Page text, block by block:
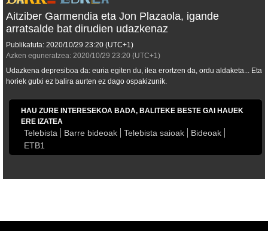
Aitziber Garmendia eta Jon Plazaola, igande
arratsalde bat dirudien udazkenaz
Publikatuta: 2020/10/29 23:20 (UTC+1)
Azken eguneratzea: 2020/10/29 23:20 (UTC+1)
Udazkena depresiboa da: euria egiten du, ilea erortzen da, ordu aldaketa... Eta
horiek gutxi ez balira aurten ez dago ospakizunik.
HAU ZURE INTERESEKOA BADA, BALITEKE BESTE GAI HAUEK
ERE IZATEA
Telebista Barre bideoak Telebista saioak
Bideoak
ETB1